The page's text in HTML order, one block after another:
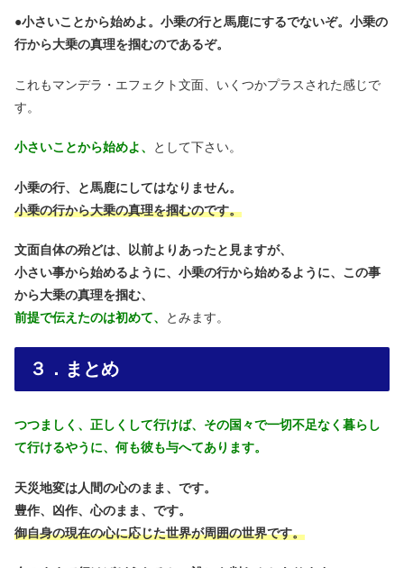
●小さいことから始めよ。小乗の行と馬鹿にするでないぞ。小乗の
行から大乗の真理を掴むのであるぞ。
これもマンデラ・エフェクト文面、いくつかプラスされた感じで
す。
小さいことから始めよ、 として下さい。
小乗の行、と馬鹿にしてはなりません。
小乗の行から大乗の真理を掴むのです。
文面自体の殆どは、以前よりあったと見ますが、
小さい事から始めるように、 小乗の行から始めるように、この事
から大乗の真理を掴む、
前提で伝えたのは初めて、
とみます。
３．まとめ
つつましく、正しくして行けば、その国々で一切不足なく暮らし
て行けるやうに、何も彼も与へてあります。
天災地変は人間の心のまま、です。
豊作、凶作、心のまま、です。
御自身の現在の心に応じた世界が周囲の世界です。